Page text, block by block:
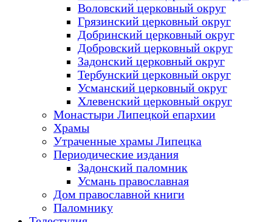
Воловский церковный округ
Грязинский церковный округ
Добринский церковный округ
Добровский церковный округ
Задонский церковный округ
Тербунский церковный округ
Усманский церковный округ
Хлевенский церковный округ
Монастыри Липецкой епархии
Храмы
Утраченные храмы Липецка
Периодические издания
Задонский паломник
Усмань православная
Дом православной книги
Паломнику